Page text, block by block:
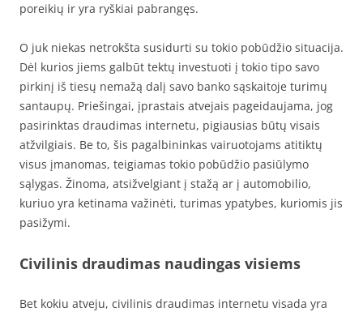
poreikių ir yra ryškiai pabrangęs.
O juk niekas netrokšta susidurti su tokio pobūdžio situacija.
Dėl kurios jiems galbūt tektų investuoti į tokio tipo savo
pirkinį iš tiesų nemažą dalį savo banko sąskaitoje turimų
santaupų. Priešingai, įprastais atvejais pageidaujama, jog
pasirinktas draudimas internetu, pigiausias būtų visais
atžvilgiais. Be to, šis pagalbininkas vairuotojams atitiktų
visus įmanomas, teigiamas tokio pobūdžio pasiūlymo
sąlygas. Žinoma, atsižvelgiant į stažą ar į automobilio,
kuriuo yra ketinama važinėti, turimas ypatybes, kuriomis jis
pasižymi.
Civilinis draudimas naudingas visiems
Bet kokiu atveju, civilinis draudimas internetu visada yra